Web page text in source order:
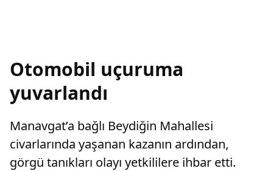
Otomobil uçuruma
yuvarlandı
Manavgat’a bağlı Beydiğin Mahallesi
civarlarında yaşanan kazanın ardından,
görgü tanıkları olayı yetkililere ihbar etti.